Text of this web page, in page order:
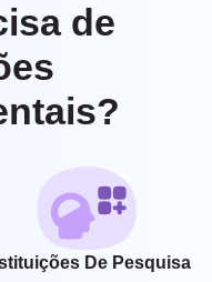
de
De Pesquisa